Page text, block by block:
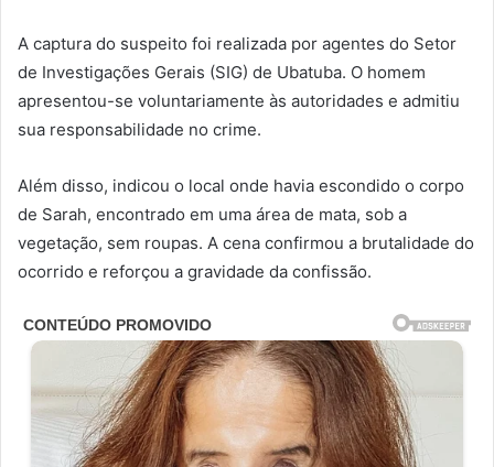
A captura do suspeito foi realizada por agentes do Setor
de Investigações Gerais (SIG) de Ubatuba. O homem
apresentou-se voluntariamente às autoridades e admitiu
sua responsabilidade no crime.
Além disso, indicou o local onde havia escondido o corpo
de Sarah, encontrado em uma área de mata, sob a
vegetação, sem roupas. A cena confirmou a brutalidade do
ocorrido e reforçou a gravidade da confissão.